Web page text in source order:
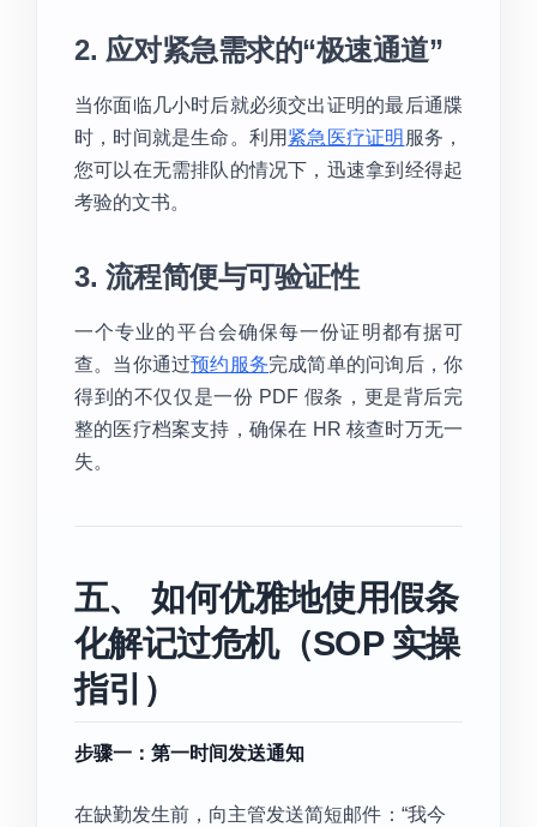
2. 应对紧急需求的“极速通道”
当你面临几小时后就必须交出证明的最后通牒
时，时间就是生命。利用 紧急医疗证明 服务，
您可以在无需排队的情况下，迅速拿到经得起
考验的文书。
3. 流程简便与可验证性
一个专业的平台会确保每一份证明都有据可
查。当你通过预约服务完成简单的问询后，你
得到的不仅仅是一份 PDF 假条，更是背后完
整的医疗档案支持，确保在 HR 核查时万无一
失。
五、 如何优雅地使用假条
化解记过危机（SOP 实操
指引）
步骤一：第一时间发送通知
在缺勤发生前，向主管发送简短邮件：“我今